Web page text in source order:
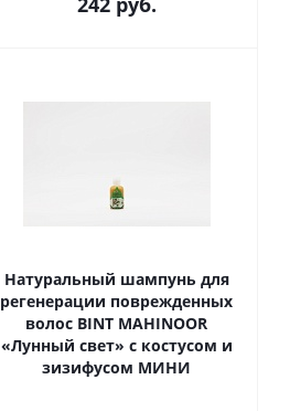
Натуральный шампунь для
регенерации поврежденных
волос BINT MAHINOOR
«Лунный свет» с костусом и
зизифусом МИНИ